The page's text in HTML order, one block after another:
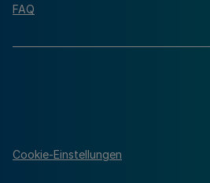
FAQ
Cookie-Einstellungen